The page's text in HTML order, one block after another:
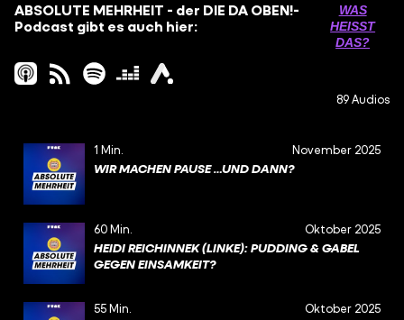
ABSOLUTE MEHRHEIT - der DIE DA OBEN!-
Podcast gibt es auch hier:
WAS
HEISST D
AS?
89 Audios
1 Min. November 2025
WIR MACHEN PAUSE …UND DANN?
60 Min. Oktober 2025
HEIDI REICHINNEK (LINKE): PUDDING & GABEL
GEGEN EINSAMKEIT?
55 Min. Oktober 2025